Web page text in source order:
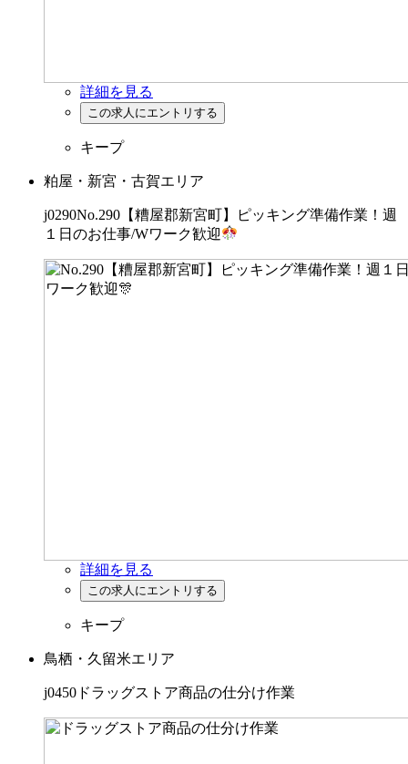
詳細を見る
キープ
粕屋・新宮・古賀エリア
j0290No.290【糟屋郡新宮町】ピッキング準備作業！週
１日のお仕事/Wワーク歓迎
詳細を見る
キープ
鳥栖・久留米エリア
j0450ドラッグストア商品の仕分け作業